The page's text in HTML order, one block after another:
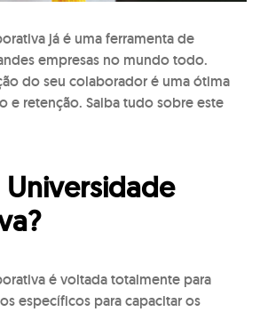
já é uma ferramenta de
empresas no mundo todo.
do seu colaborador é uma ótima
e retenção. Saiba tudo sobre este
é voltada totalmente para
específicos para capacitar os